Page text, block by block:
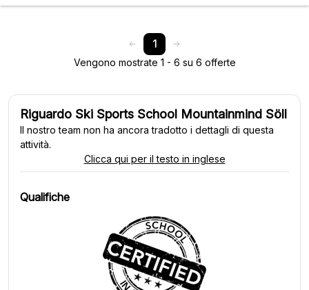
1
Vengono mostrate 1 - 6 su 6 offerte
Riguardo Ski Sports School Mountainmind Söll
Il nostro team non ha ancora tradotto i dettagli di questa
attività.
Clicca qui per il testo in inglese
Qualifiche